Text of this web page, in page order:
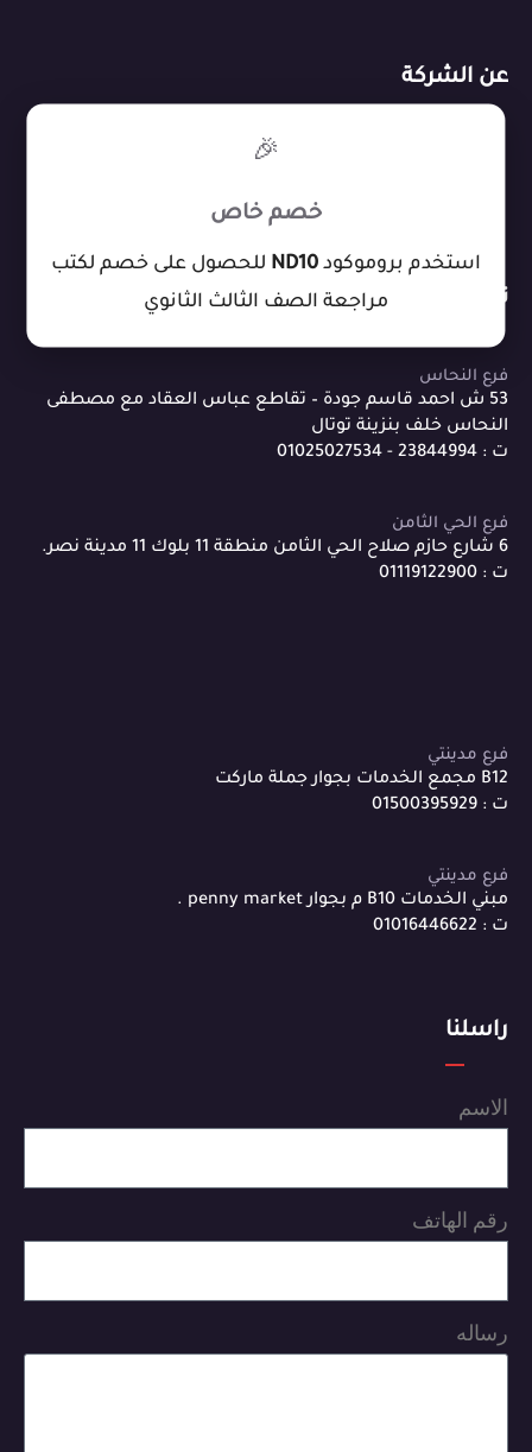
عن الشركة
تواصل معنا
فرع النحاس
53 ش احمد قاسم جودة – تقاطع عباس العقاد مع مصطفى
النحاس خلف بنزينة توتال
ت : 23844994 - 01025027534
فرع الحي الثامن
6 شارع حازم صلاح الحي الثامن منطقة 11 بلوك 11 مدينة نصر.
ت : 01119122900
فرع مدينتي
B12 مجمع الخدمات بجوار جملة ماركت
ت : 01500395929
فرع مدينتي
مبني الخدمات B10 م بجوار penny market .
ت : 01016446622
راسلنا
الاسم
رقم الهاتف
رساله
🎉
خصم خاص
استخدم بروموكود ND10 للحصول على خصم لكتب
مراجعة الصف الثالث الثانوي